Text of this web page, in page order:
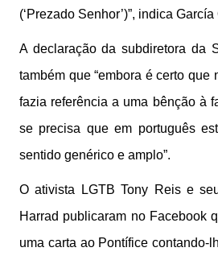
(‘Prezado Senhor’)”, indica
A declaração da subdiretora da
também que “embora é certo que
fazia referência a uma bênção à
se precisa que em português
sentido genérico e amplo”.
O ativista LGTB Tony Reis e
Harrad publicaram no Facebook
uma carta ao Pontífice contando-